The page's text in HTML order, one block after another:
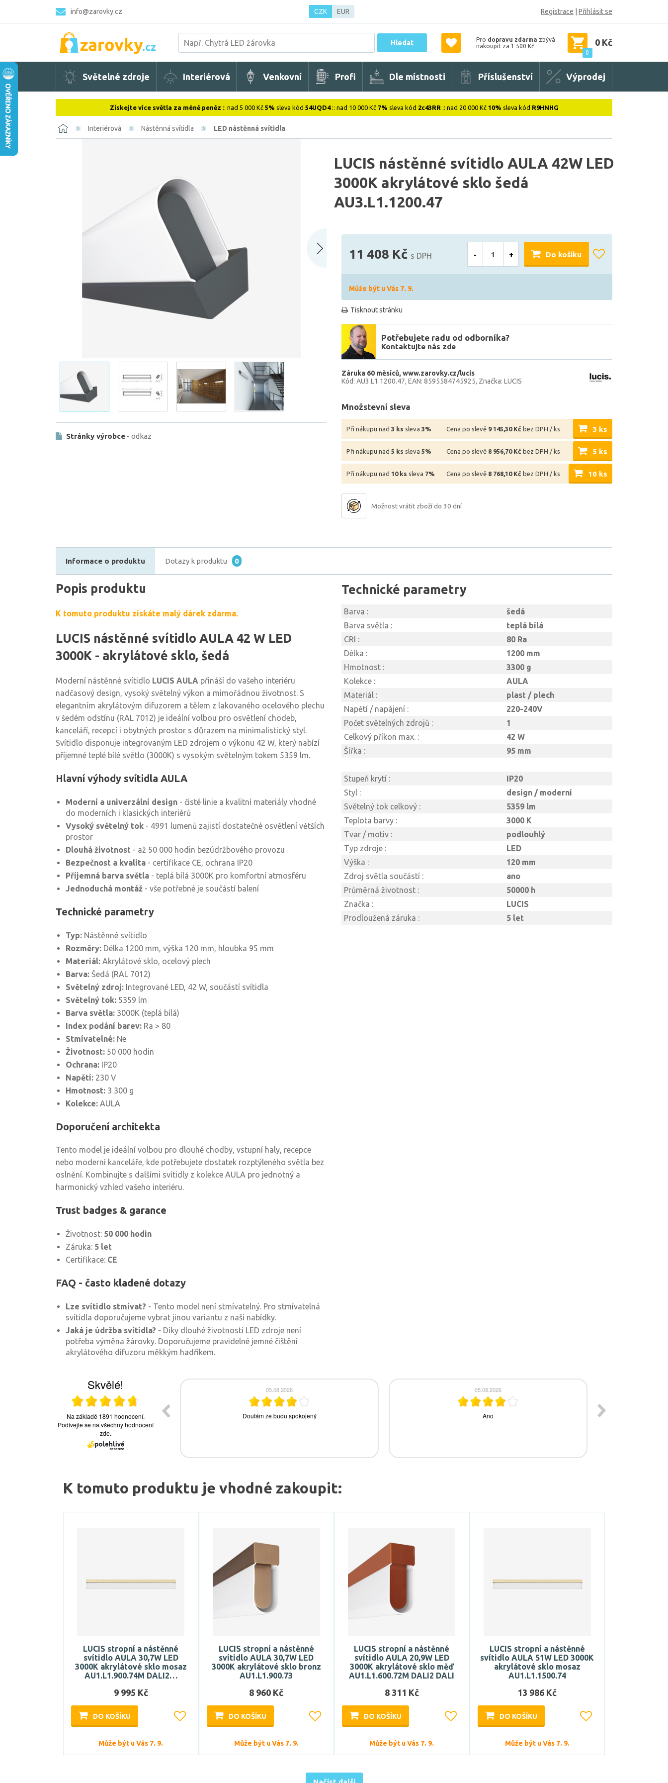
info@zarovky.cz CZK EUR Registrace Přihlásit se
Hledat Pro dopravu zdarma zbývá
nakoupit za 1 500 Kč
0
0 Kč
Světelné zdroje Interiérová Venkovní Profi Dle místnosti Příslušenství Výprodej
Získejte více světla za méně peněz :: nad 5 000 Kč 5% sleva kód 54UQD4:: nad 10 000 Kč 7% sleva kód 2c43RR :: nad 20 000 Kč 10% sleva kód R9HNHG
Interiérová Nástěnná svítidla LED nástěnná svítidla
LUCIS nástěnné svítidlo AULA 42W LED
3000K akrylátové sklo šedá
AU3.L1.1200.47
Stránky výrobce - odkaz
11 408 Kč s DPH - + Do košíku
Může být u Vás 7. 9.
Tisknout stránku
Potřebujete radu od odborníka?
Kontaktujte nás zde
Záruka 60 měsíců www.zarovky.cz/lucis
Kód: AU3.L1.1200.47 EAN: 8595584745925 Značka: LUCIS
Množstevní sleva
Při nákupu nad 3 ks sleva 3% Cena po slevě 9 145,30 Kč bez DPH / ks 3 ks
Při nákupu nad 5 ks sleva 5% Cena po slevě 8 956,70 Kč bez DPH / ks 5 ks
Při nákupu nad 10 ks sleva 7% Cena po slevě 8 768,10 Kč bez DPH / ks 10 ks
Možnost vrátit zboží do 30 dní
Informace o produktu Dotazy k produktu 0
Popis produktu
K tomuto produktu získáte malý dárek zdarma.
LUCIS nástěnné svítidlo AULA 42 W LED
3000K - akrylátové sklo, šedá
Moderní nástěnné svítidlo LUCIS AULA přináší do vašeho interiéru
nadčasový design, vysoký světelný výkon a mimořádnou životnost. S
elegantním akrylátovým difuzorem a tělem z lakovaného ocelového plechu
v šedém odstínu (RAL 7012) je ideální volbou pro osvětlení chodeb,
kanceláří, recepcí i obytných prostor s důrazem na minimalistický styl.
Svítidlo disponuje integrovaným LED zdrojem o výkonu 42 W, který nabízí
příjemné teplé bílé světlo (3000K) s vysokým světelným tokem 5359 lm.
Hlavní výhody svítidla AULA
Moderní a univerzální design - čisté linie a kvalitní materiály vhodné
do moderních i klasických interiérů
Vysoký světelný tok - 4991 lumenů zajistí dostatečné osvětlení větších
prostor
Dlouhá životnost - až 50 000 hodin bezúdržbového provozu
Bezpečnost a kvalita - certifikace CE, ochrana IP20
Příjemná barva světla - teplá bílá 3000K pro komfortní atmosféru
Jednoduchá montáž - vše potřebné je součástí balení
Technické parametry
Typ: Nástěnné svítidlo
Rozměry: Délka 1200 mm, výška 120 mm, hloubka 95 mm
Materiál: Akrylátové sklo, ocelový plech
Barva: Šedá (RAL 7012)
Světelný zdroj: Integrované LED, 42 W, součástí svítidla
Světelný tok: 5359 lm
Barva světla: 3000K (teplá bílá)
Index podání barev: Ra > 80
Stmívatelné: Ne
Životnost: 50 000 hodin
Ochrana: IP20
Napětí: 230 V
Hmotnost: 3 300 g
Kolekce: AULA
Doporučení architekta
Tento model je ideální volbou pro dlouhé chodby, vstupní haly, recepce
nebo moderní kanceláře, kde potřebujete dostatek rozptýleného světla bez
oslnění. Kombinujte s dalšími svítidly z kolekce AULA pro jednotný a
harmonický vzhled vašeho interiéru.
Trust badges & garance
Životnost: 50 000 hodin
Záruka: 5 let
Certifikace: CE
FAQ - často kladené dotazy
Lze svítidlo stmívat? - Tento model není stmívatelný. Pro stmívatelná
svítidla doporučujeme vybrat jinou variantu z naší nabídky.
Jaká je údržba svítidla? - Díky dlouhé životnosti LED zdroje není
potřeba výměna žárovky. Doporučujeme pravidelné jemné čištění
akrylátového difuzoru měkkým hadříkem.
Technické parametry
Barva :
šedá
Barva světla :
teplá bílá
CRI :
80 Ra
Délka :
1200 mm
Hmotnost :
3300 g
Kolekce :
AULA
Materiál :
plast / plech
Napětí / napájení :
220-240V
Počet světelných zdrojů :
1
Celkový příkon max. :
42 W
Šířka :
95 mm
Stupeň krytí :
IP20
Styl :
design / moderní
Světelný tok celkový :
5359 lm
Teplota barvy :
3000 K
Tvar / motiv :
podlouhlý
Typ zdroje :
LED
Výška :
120 mm
Zdroj světla součástí :
ano
Průměrná životnost :
50000 h
Značka :
LUCIS
Prodloužená záruka :
5 let
K tomuto produktu je vhodné zakoupit:
LUCIS stropní a nástěnné
svítidlo AULA 30,7W LED
3000K akrylátové sklo mosaz
AU1.L1.900.74M DALI2…
9 995 Kč
DO KOŠÍKU
Může být u Vás 7. 9.
LUCIS stropní a nástěnné
svítidlo AULA 30,7W LED
3000K akrylátové sklo bronz
AU1.L1.900.73
8 960 Kč
DO KOŠÍKU
Může být u Vás 7. 9.
LUCIS stropní a nástěnné
svítidlo AULA 20,9W LED
3000K akrylátové sklo měď
AU1.L1.600.72M DALI2 DALI
8 311 Kč
DO KOŠÍKU
Může být u Vás 7. 9.
LUCIS stropní a nástěnné
svítidlo AULA 51W LED 3000K
akrylátové sklo mosaz
AU1.L1.1500.74
13 986 Kč
DO KOŠÍKU
Může být u Vás 7. 9.